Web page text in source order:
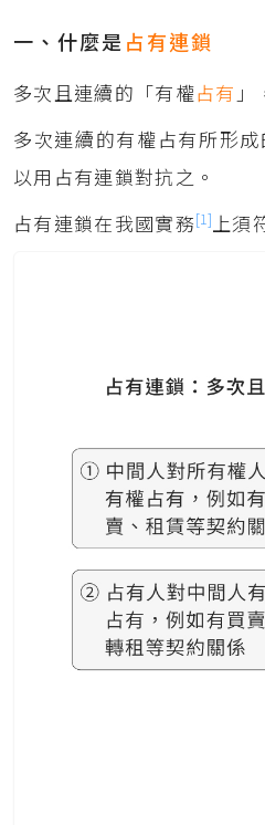
一、什麼是占有連鎖
多次且連續的「有權占有
多次連續的有權占有所形
以用占有連鎖對抗之。
占有連鎖在我國實務[1]上須